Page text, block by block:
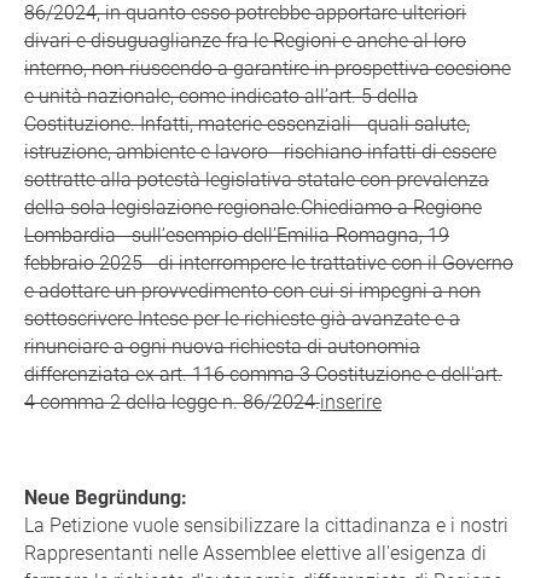
86/2024, in quanto esso potrebbe apportare ulteriori
divari e disuguaglianze fra le Regioni e anche al loro
interno, non riuscendo a garantire in prospettiva coesione
e unità nazionale, come indicato all’art. 5 della
Costituzione. Infatti, materie essenziali - quali salute,
istruzione, ambiente e lavoro - rischiano infatti di essere
sottratte alla potestà legislativa statale con prevalenza
della sola legislazione regionale.Chiediamo a Regione
Lombardia - sull’esempio dell’Emilia-Romagna, 19
febbraio 2025 - di interrompere le trattative con il Governo
e adottare un provvedimento con cui si impegni a non
sottoscrivere Intese per le richieste già avanzate e a
rinunciare a ogni nuova richiesta di autonomia
differenziata ex art. 116 comma 3 Costituzione e dell'art.
4 comma 2 della legge n. 86/2024.inserire
Neue Begründung:
La Petizione vuole sensibilizzare la cittadinanza e i nostri
Rappresentanti nelle Assemblee elettive all'esigenza di